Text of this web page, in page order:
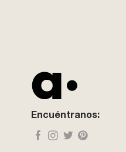
Encuéntranos: